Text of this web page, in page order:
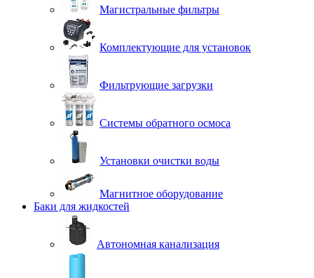
Магистральные фильтры
Комплектующие для установок
Фильтрующие загрузки
Системы обратного осмоса
Установки очистки воды
Магнитное оборудование
Баки для жидкостей
Автономная канализация